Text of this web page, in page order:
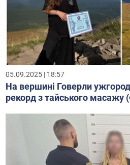
05.09.2025 | 18:57
На вершині Говерли
рекорд з тайського масажу